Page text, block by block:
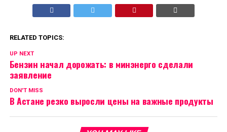
RELATED TOPICS:
UP NEXT
Бензин начал дорожать: в минэнерго сделали
заявление
DON'T MISS
В Астане резко выросли цены на важные продукты